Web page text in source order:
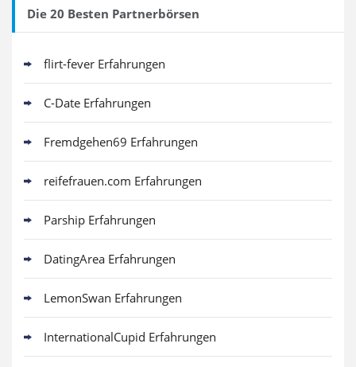
Die 20 Besten Partnerbörsen
flirt-fever Erfahrungen
C-Date Erfahrungen
Fremdgehen69 Erfahrungen
reifefrauen.com Erfahrungen
Parship Erfahrungen
DatingArea Erfahrungen
LemonSwan Erfahrungen
InternationalCupid Erfahrungen